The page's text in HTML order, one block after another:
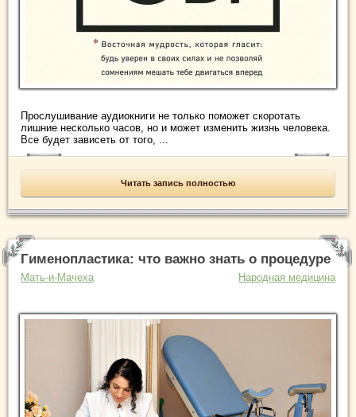
Прослушивание аудиокниги не только поможет скоротать
лишние несколько часов, но и может изменить жизнь человека.
Все будет зависеть от того, ...
Читать запись полностью
Гименопластика: что важно знать о процедуре
Мать-и-Мачеха Народная медицина